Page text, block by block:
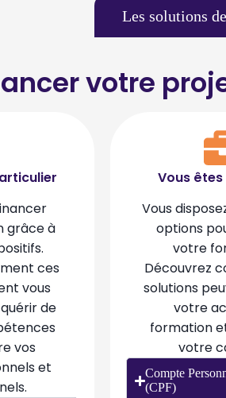
Les solutions
votre
grâce à
ces
vous
de
vos
et
Vous
Vous
options
votre
Découvrez
solutions
votre
formation
votre
Compte
(CPF)